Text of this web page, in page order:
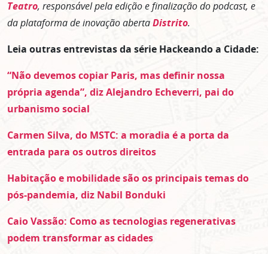
Teatro, responsável pela edição e finalização do podcast, e
da plataforma de inovação abertaDistrito.
Leia outras entrevistas da série Hackeando a Cidade:
“Não devemos copiar Paris, mas definir nossa
própria agenda”, diz Alejandro Echeverri, pai do
urbanismo social
Carmen Silva, do MSTC: a moradia é a porta da
entrada para os outros direitos
Habitação e mobilidade são os principais temas do
pós-pandemia, diz Nabil Bonduki
Caio Vassão: Como as tecnologias regenerativas
podem transformar as cidades